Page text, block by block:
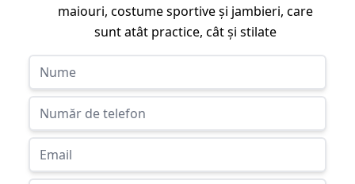
maiouri, costume sportive și jambieri, care
sunt atât practice, cât și stilate